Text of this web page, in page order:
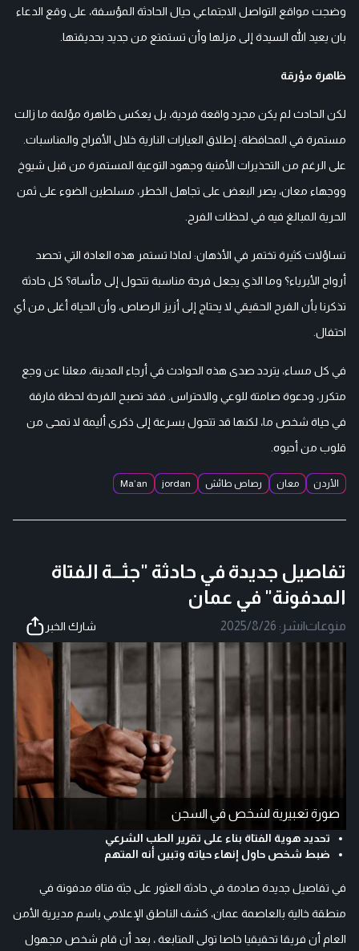
وضجت مواقع التواصل الاجتماعي حيال الحادثة المؤسفة، على وقع الدعاء
بان يعيد الله السيدة إلى مزلها وأن تستمتع من جديد بحديقتها.
ظاهرة مؤرقة
لكن الحادث لم يكن مجرد واقعة فردية، بل يعكس ظاهرة مؤلمة ما زالت
مستمرة في المحافظة: إطلاق العيارات النارية خلال الأفراح والمناسبات.
على الرغم من التحذيرات الأمنية وجهود التوعية المستمرة من قبل شيوخ
ووجهاء معان، يصر البعض على تجاهل الخطر، مسلطين الضوء على ثمن
الحرية المبالغ فيه في لحظات الفرح.
تساؤلات كثيرة تختمر في الأذهان: لماذا تستمر هذه العادة التي تحصد
أرواح الأبرياء؟ وما الذي يجعل فرحة مناسبة تتحول إلى مأساة؟ كل حادثة
تذكرنا بأن الفرح الحقيقي لا يحتاج إلى أزيز الرصاص، وأن الحياة أغلى من أي
احتفال.
في كل مساء، يتردد صدى هذه الحوادث في أرجاء المدينة، معلنا عن وجع
متكرر، ودعوة صامتة للوعي والاحتراس. فقد تصبح الفرحة لحظة فارقة
في حياة شخص ما، لكنها قد تتحول بسرعة إلى ذكرى أليمة لا تمحى من
قلوب من أحبوه.
الأردن معان رصاص طائش jordan
Ma’an
تفاصيل جديدة في حادثة "جثـــة الفتاة
المدفونة" في عمان
منوعات|نشر: 2025/8/26 شارك الخبر
صورة تعبيرية لشخص في السجن
تحديد هوية الفتاة بناء على تقرير الطب الشرعي
ضبط شخص حاول إنهاء حياته وتبين أنه المتهم
في تفاصيل جديدة صادمة في حادثة العثور على جثة فتاة مدفونة في
منطقة خالية بالعاصمة عمان، كشف الناطق الإعلامي باسم مديرية الأمن
العام أن فريقا تحقيقيا خاصا تولى المتابعة ، بعد أن قام شخص مجهول